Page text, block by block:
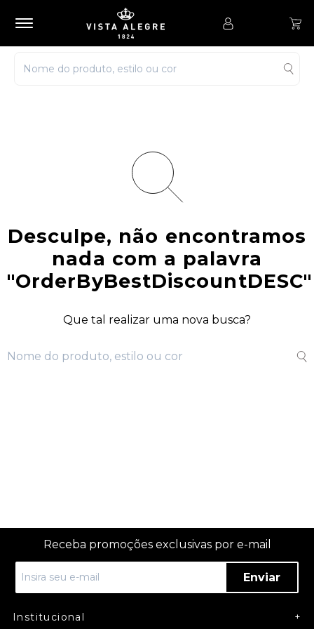
Desculpe, não encontramos
nada com a palavra
"OrderByBestDiscountDESC"
Que tal realizar uma nova busca?
Receba promoções exclusivas por e-mail
Enviar
Institucional